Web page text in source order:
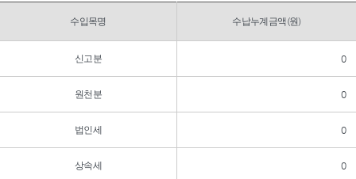
수입목명 수납누계금액(원)
신고분 0
원천분 0
법인세 0
상속세 0